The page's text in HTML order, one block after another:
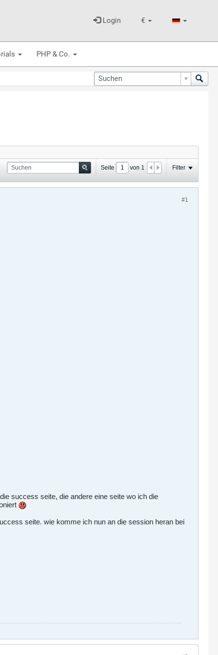
€
Login
PHP & Co.
Seite von 1 Filter
#1
success seite, die andere eine seite wo ich die
seite. wie komme ich nun an die session heran bei